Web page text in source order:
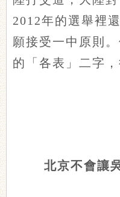
2012年的選舉裡
願接受一中原則
的「各表」二字，
北京不會讓